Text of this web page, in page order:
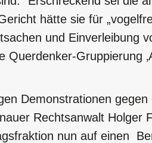
hätte sie für
und Einverleibung
Querdenker-Gruppierung
Demonstrationen
Rechtsanwalt Holger
nun auf einen